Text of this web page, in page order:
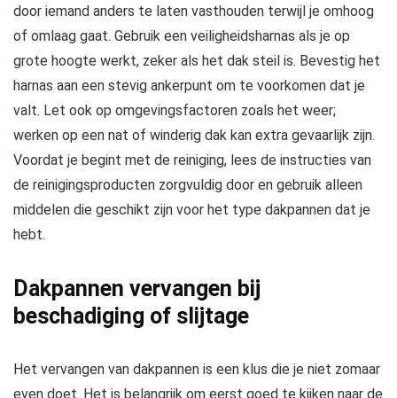
door iemand anders te laten vasthouden terwijl je omhoog
of omlaag gaat. Gebruik een veiligheidsharnas als je op
grote hoogte werkt, zeker als het dak steil is. Bevestig het
harnas aan een stevig ankerpunt om te voorkomen dat je
valt. Let ook op omgevingsfactoren zoals het weer;
werken op een nat of winderig dak kan extra gevaarlijk zijn.
Voordat je begint met de reiniging, lees de instructies van
de reinigingsproducten zorgvuldig door en gebruik alleen
middelen die geschikt zijn voor het type dakpannen dat je
hebt.
Dakpannen vervangen bij
beschadiging of slijtage
Het vervangen van dakpannen is een klus die je niet zomaar
even doet. Het is belangrijk om eerst goed te kijken naar de